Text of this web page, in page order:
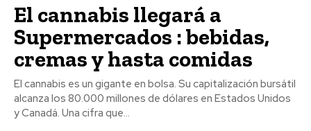
El cannabis llegará a
Supermercados : bebidas,
cremas y hasta comidas
El cannabis es un gigante en bolsa. Su capitalización bursátil
alcanza los 80.000 millones de dólares en Estados Unidos
y Canadá. Una cifra que...